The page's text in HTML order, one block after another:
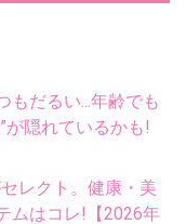
だるい...年齢でも
が隠れているかも!
レクト。健康・美
ムはコレ!【2026年